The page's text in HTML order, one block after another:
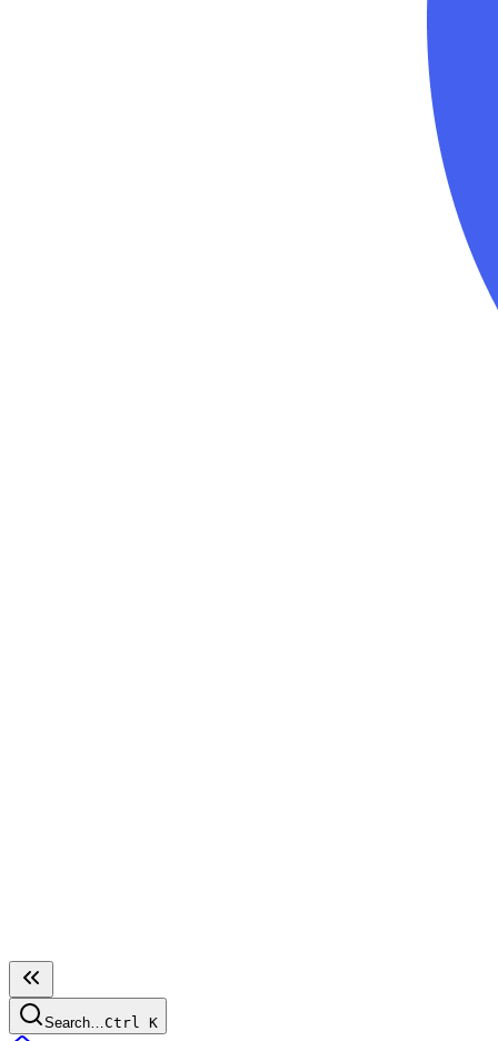
Search…Ctrl K